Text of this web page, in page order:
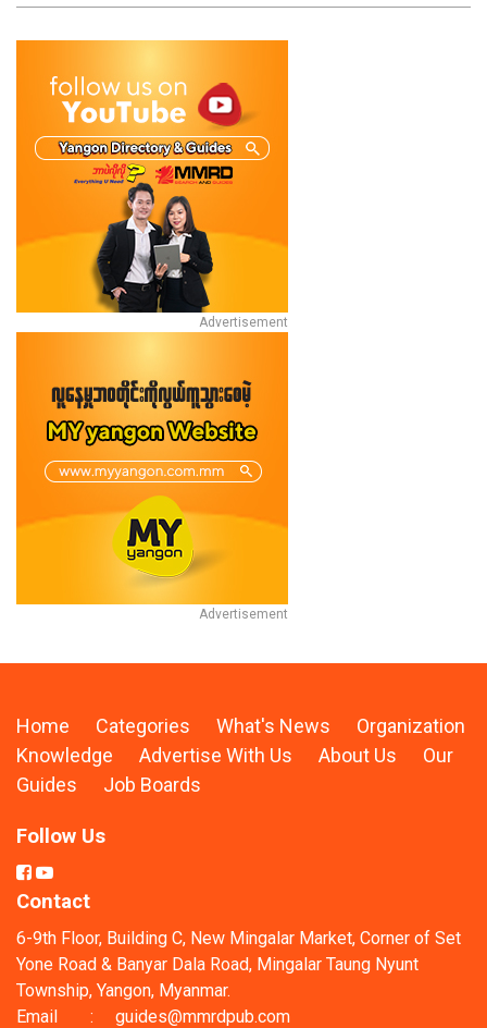
Home Categories What's News
Organization
Knowledge
Advertise With Us About Us
Our
Guides
Job Boards
Follow Us
Contact
6-9th Floor, Building C, New Mingalar Market, Corner of Set
Yone Road & Banyar Dala Road, Mingalar Taung Nyunt
Township, Yangon, Myanmar.
Email
: guides@mmrdpub.com